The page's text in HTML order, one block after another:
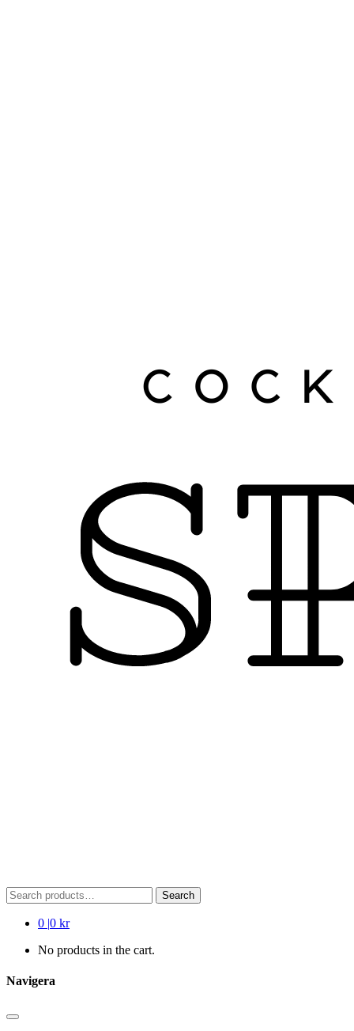
Search
for:
Search
0 |0 kr
No products in the cart.
Navigera